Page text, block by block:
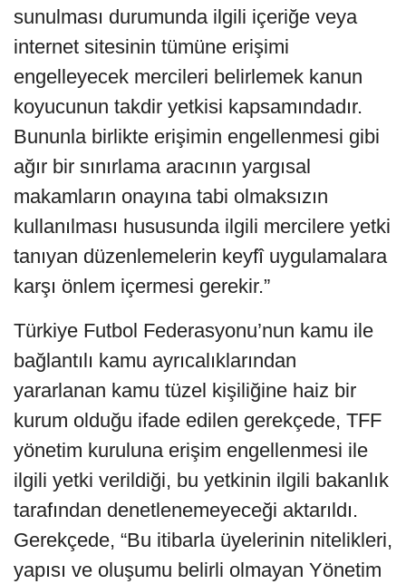
sunulması durumunda ilgili içeriğe veya
internet sitesinin tümüne erişimi
engelleyecek mercileri belirlemek kanun
koyucunun takdir yetkisi kapsamındadır.
Bununla birlikte erişimin engellenmesi gibi
ağır bir sınırlama aracının yargısal
makamların onayına tabi olmaksızın
kullanılması hususunda ilgili mercilere yetki
tanıyan düzenlemelerin keyfî uygulamalara
karşı önlem içermesi gerekir.”
Türkiye Futbol Federasyonu’nun kamu ile
bağlantılı kamu ayrıcalıklarından
yararlanan kamu tüzel kişiliğine haiz bir
kurum olduğu ifade edilen gerekçede, TFF
yönetim kuruluna erişim engellenmesi ile
ilgili yetki verildiği, bu yetkinin ilgili bakanlık
tarafından denetlenemeyeceği aktarıldı.
Gerekçede, “Bu itibarla üyelerinin nitelikleri,
yapısı ve oluşumu belirli olmayan Yönetim